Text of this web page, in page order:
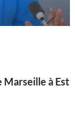
Marseille à Est